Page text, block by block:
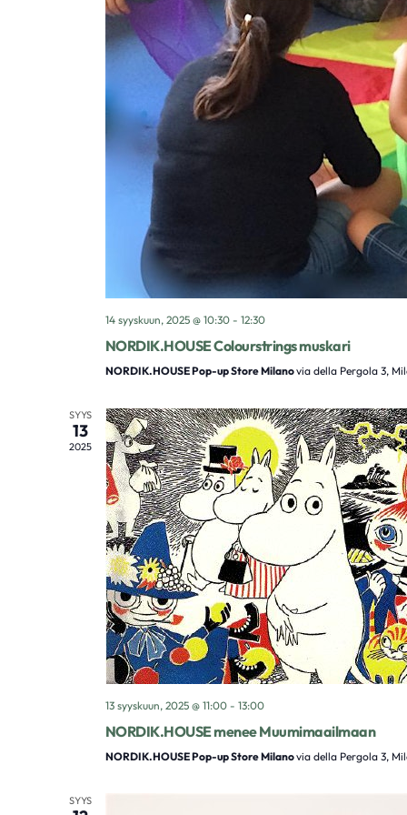
14 syyskuun, 2025 @ 10:30- 12:30
NORDIK.HOUSE Colourstrings muskari
NORDIK.HOUSE Pop-up Store Milanovia della Pergola 3,
SYYS
13
2025
13 syyskuun, 2025 @ 11:00- 13:00
NORDIK.HOUSE menee Muumimaailmaan
NORDIK.HOUSE Pop-up Store Milanovia della Pergola 3,
SYYS